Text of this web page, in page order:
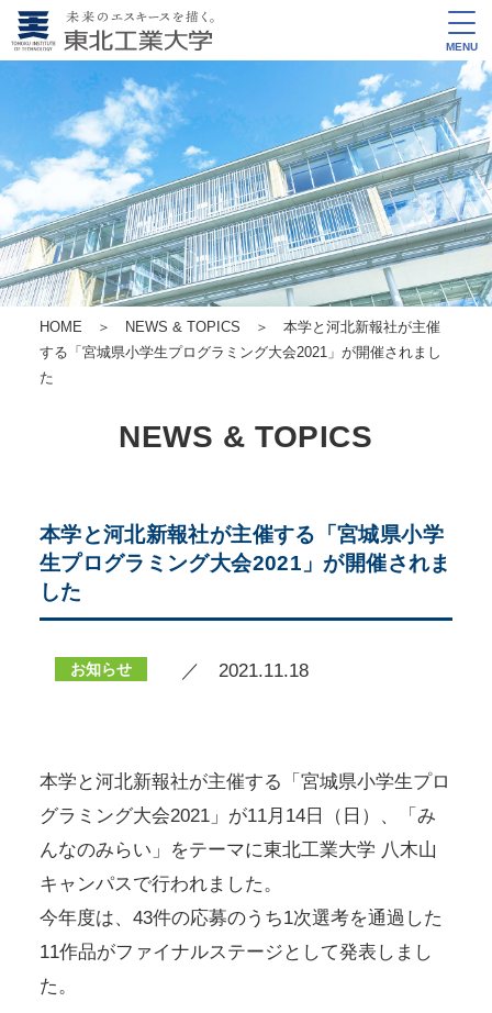
MENU
HOME ＞ NEWS & TOPICS ＞ 本学と河北新報社が主催
する「宮城県小学生プログラミング大会2021」が開催されまし
た
NEWS & TOPICS
本学と河北新報社が主催する「宮城県小学
生プログラミング大会2021」が開催されま
した
お知らせ ／ 2021.11.18
本学と河北新報社が主催する「宮城県小学生プロ
グラミング大会2021」が11月14日（日）、「み
んなのみらい」をテーマに東北工業大学 八木山
キャンパスで行われました。
今年度は、43件の応募のうち1次選考を通過した
11作品がファイナルステージとして発表しまし
た。